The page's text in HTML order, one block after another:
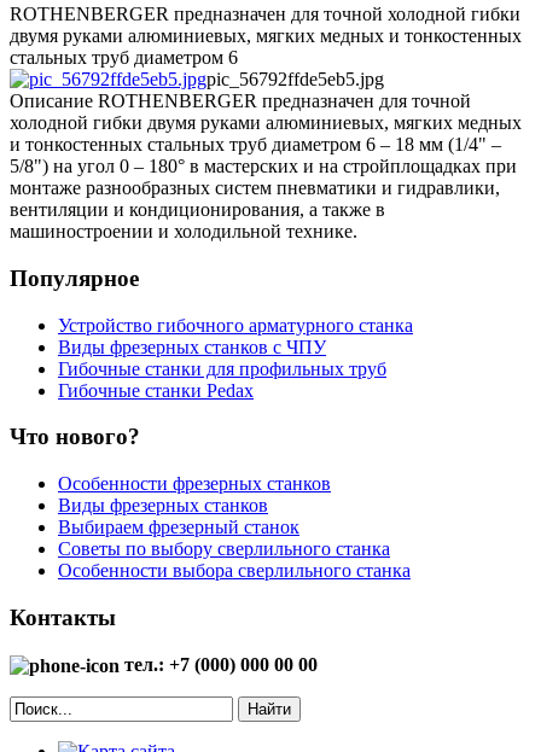
ROTHENBERGER предназначен для точной холодной гибки
двумя руками алюминиевых, мягких медных и тонкостенных
стальных труб диаметром 6
pic_56792ffde5eb5.jpg
Описание ROTHENBERGER предназначен для точной
холодной гибки двумя руками алюминиевых, мягких медных
и тонкостенных стальных труб диаметром 6 – 18 мм (1/4" –
5/8") на угол 0 – 180° в мастерских и на стройплощадках при
монтаже разнообразных систем пневматики и гидравлики,
вентиляции и кондиционирования, а также в
машиностроении и холодильной технике.
Популярное
Устройство гибочного арматурного станка
Виды фрезерных станков с ЧПУ
Гибочные станки для профильных труб
Гибочные станки Pedax
Что нового?
Особенности фрезерных станков
Виды фрезерных станков
Выбираем фрезерный станок
Советы по выбору сверлильного станка
Особенности выбора сверлильного станка
Контакты
тел.: +7 (000) 000 00 00
Найти